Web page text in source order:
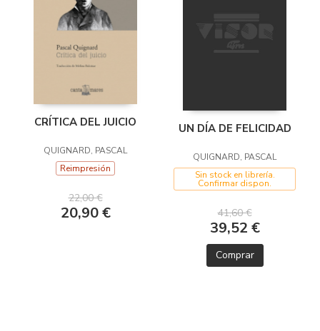
CRÍTICA DEL JUICIO
QUIGNARD, PASCAL
Reimpresión
22,00 €
20,90 €
UN DÍA DE FELICIDAD
QUIGNARD, PASCAL
Sin stock en librería.
Confirmar dispon.
41,60 €
39,52 €
Comprar